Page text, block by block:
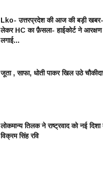
Lko- उत्तरप्रदेश की आज की बड़ी खबर-
लेकर HC का फ़ैसला- हाईकोर्ट ने आरक्षण
लगाई...
जूता , साफा, धोती पाकर खिल उठे
लोकमान्य तिलक ने राष्ट्रवाद को नई दिशा
विक्रम सिंह रवि